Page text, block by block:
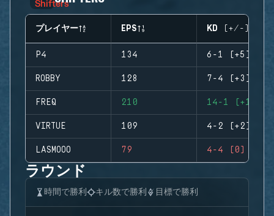
プレイヤー EPS KD (+/-)
P4 134 6-1 (+5)
ROBBY 128 7-4 (+3)
FREQ 210 14-1 (+13)
VIRTUE 109 4-2 (+2)
LASMOOO 79 4-4 (0)
ラウンド
時間で勝利 キル数で勝利 目標で勝利